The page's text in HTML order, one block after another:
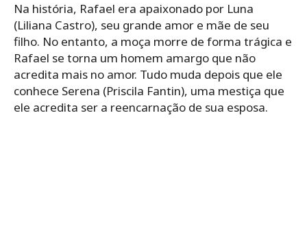
Na história, Rafael era apaixonado por Luna
(Liliana Castro), seu grande amor e mãe de seu
filho. No entanto, a moça morre de forma trágica e
Rafael se torna um homem amargo que não
acredita mais no amor. Tudo muda depois que ele
conhece Serena (Priscila Fantin), uma mestiça que
ele acredita ser a reencarnação de sua esposa.